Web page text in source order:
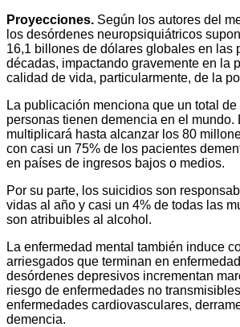
Proyecciones. Según los autores del
los desórdenes neuropsiquiátricos
16,1 billones de dólares globales en las
décadas, impactando gravemente en la
calidad de vida, particularmente, de la
La publicación menciona que un total
personas tienen demencia en el mundo.
multiplicará hasta alcanzar los 80
con casi un 75% de los pacientes
en países de ingresos bajos o medios.
Por su parte, los suicidios son
vidas al año y casi un 4% de todas las
son atribuibles al alcohol.
La enfermedad mental también induce
arriesgados que terminan en
desórdenes depresivos incrementan
riesgo de enfermedades no
enfermedades cardiovasculares,
demencia.